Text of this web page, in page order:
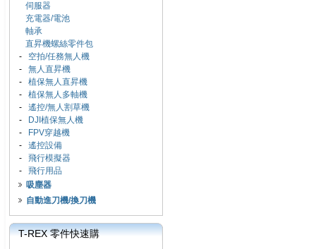
伺服器
充電器/電池
軸承
直昇機螺絲零件包
- 空拍/任務無人機
- 無人直昇機
- 植保無人直昇機
- 植保無人多軸機
- 遙控/無人割草機
-
DJI植保無人機
-
FPV穿越機
- 遙控設備
- 飛行模擬器
- 飛行用品
吸塵器
自動進刀機/換刀機
T-REX 零件快速購